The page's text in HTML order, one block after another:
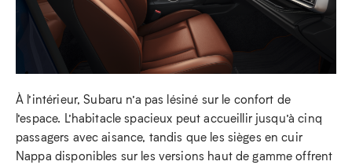
À l’intérieur, Subaru n’a pas lésiné sur le confort de
l’espace. L’habitacle spacieux peut accueillir jusqu’à cinq
passagers avec aisance, tandis que les sièges en cuir
Nappa disponibles sur les versions haut de gamme offrent